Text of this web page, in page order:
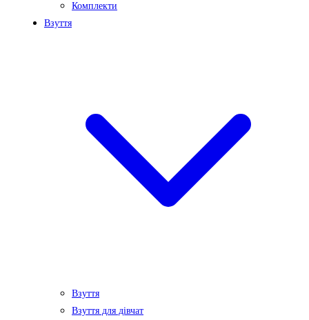
Комплекти
Взуття
Взуття
Взуття для дівчат